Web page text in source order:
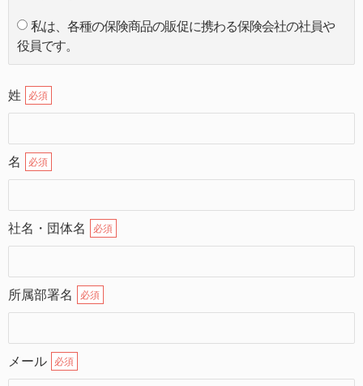
私は、各種の保険商品の販促に携わる保険会社の社員や
役員です。
姓 必須
名 必須
社名・団体名 必須
所属部署名 必須
メール 必須